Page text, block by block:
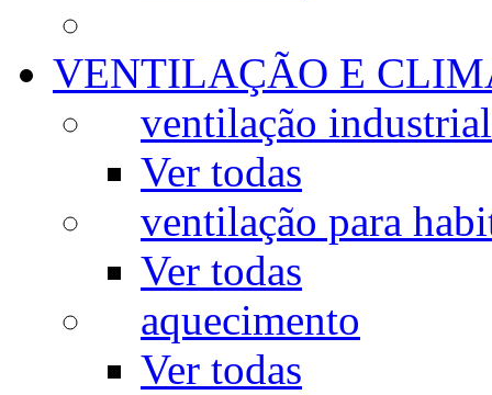
VENTILAÇÃO E
ventilação industrial
Ver todas
ventilação para
Ver todas
aquecimento
Ver todas